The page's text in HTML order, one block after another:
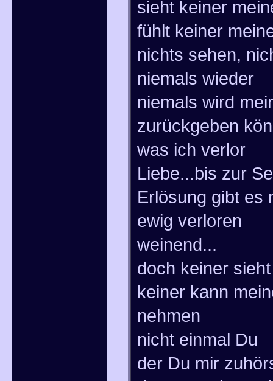
sieht keiner
fühlt keiner
nichts sehen,
niemals wieder
niemals wird
zurückgeben
was ich verlor
Liebe...bis zur
Erlösung gibt es
ewig verloren
weinend...
doch keiner
keiner kann
nehmen
nicht einmal Du
der Du mir